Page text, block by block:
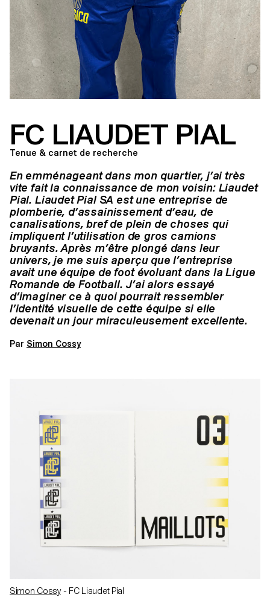
FC LIAUDET PIAL
Tenue & carnet de recherche
En emménageant dans mon quartier, j’ai très
vite fait la connaissance de mon voisin: Liaudet
Pial. Liaudet Pial SA est une entreprise de
plomberie, d’assainissement d’eau, de
canalisations, bref de plein de choses qui
impliquent l’utilisation de gros camions
bruyants. Après m’être plongé dans leur
univers, je me suis aperçu que l’entreprise
avait une équipe de foot évoluant dans la Ligue
Romande de Football. J’ai alors essayé
d’imaginer ce à quoi pourrait ressembler
l’identité visuelle de cette équipe si elle
devenait un jour miraculeusement excellente.
Par Simon Cossy
Simon Cossy- FC Liaudet Pial